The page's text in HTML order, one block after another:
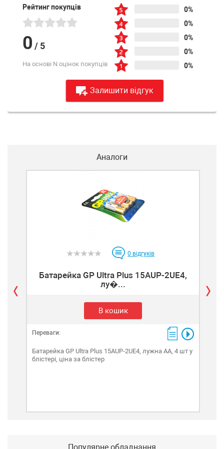
Рейтинг покупців
0 / 5
На основі N оцінок покупців
0%
0%
0%
0%
0%
Залишити відгук
Аналоги
0 відгуків
Батарейка GP Ultra Plus 15AUP-2UE4,
лу�...
В кошик
Переваги:
Батарейка GP Ultra Plus 15AUP-2UE4, лужна AA, 4 шт у
блістері, ціна за блістер